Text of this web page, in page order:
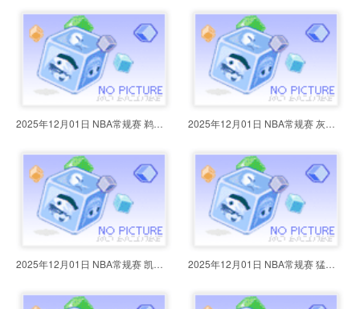
2025年12月01日 NBA常规赛 鹈鹕vs 2025年12月01日 NBA常规赛 灰熊vs
2025年12月01日 NBA常规赛 凯尔特 2025年12月01日 NBA常规赛 猛龙vs